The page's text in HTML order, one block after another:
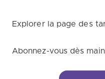
Explorer la page des
Abonnez-vous dès